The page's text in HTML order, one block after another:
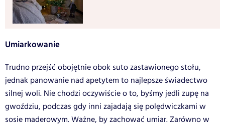
Umiarkowanie
Trudno przejść obojętnie obok suto zastawionego stołu,
jednak panowanie nad apetytem to najlepsze świadectwo
silnej woli. Nie chodzi oczywiście o to, byśmy jedli zupę na
gwoździu, podczas gdy inni zajadają się polędwiczkami w
sosie maderowym. Ważne, by zachować umiar. Zarówno w